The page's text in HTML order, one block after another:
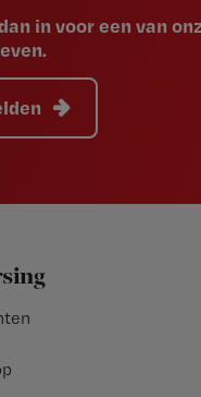
in voor een van